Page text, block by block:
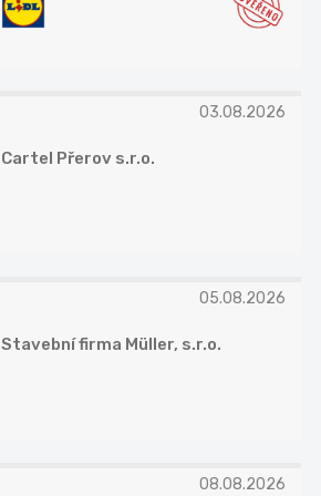
03.08.2026
Cartel Přerov s.r.o.
05.08.2026
Stavební firma Müller, s.r.o.
08.08.2026